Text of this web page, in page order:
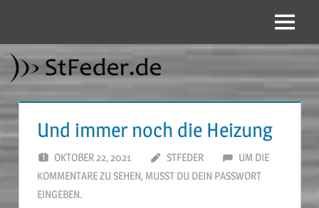
springen
Menü
Und immer noch die Heizung
OKTOBER 22, 2021 STFEDER
UM DIE
KOMMENTARE ZU SEHEN, MUSST DU DEIN PASSWORT
EINGEBEN.